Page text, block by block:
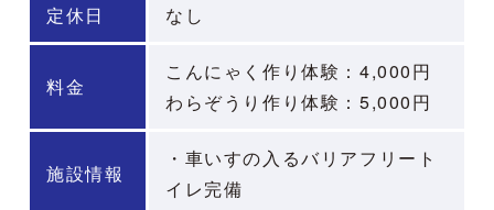
定休日 なし
料金
こんにゃく作り体験：4,000円
わらぞうり作り体験：5,000円
施設情報
・車いすの入るバリアフリート
イレ完備